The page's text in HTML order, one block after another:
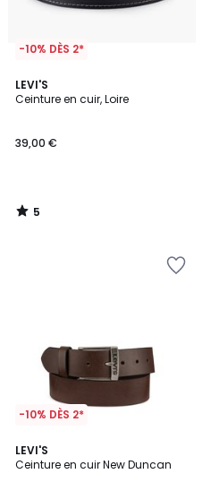
-10% DÈS 2*
LEVI'S
Ceinture en cuir, Loire
39,00 €
5
/
5
/
-10% DÈS 2*
LEVI'S
Ceinture en cuir New Duncan
4,8
/ 5